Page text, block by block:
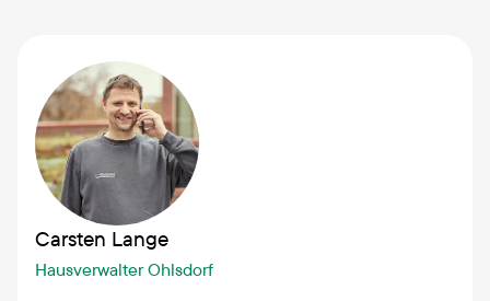
Carsten Lange
Hausverwalter Ohlsdorf